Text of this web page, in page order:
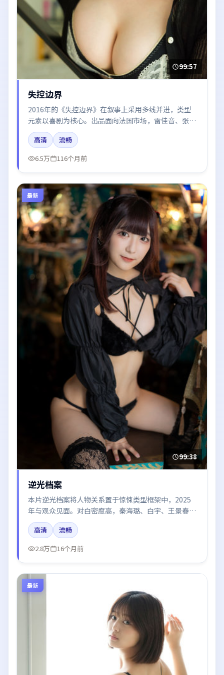
99:57
失控边界
2016年的《失控边界》在叙事上采用多线并进，类型
元素以喜剧为核心。出品面向法国市场，雷佳音、张
译、朱一龙所饰角色推动关键反转，结尾留白引发讨
论。
高清
流畅
6.5万
116个月前
最新
99:38
逆光档案
本片逆光档案将人物关系置于惊悚类型框架中，2025
年与观众见面。对白密度高，秦海璐、白宇、王景春、
雷佳音、杨幂的台词节奏值得关注；整体气质偏英国都
市与冷色调摄影。
高清
流畅
2.8万
16个月前
最新